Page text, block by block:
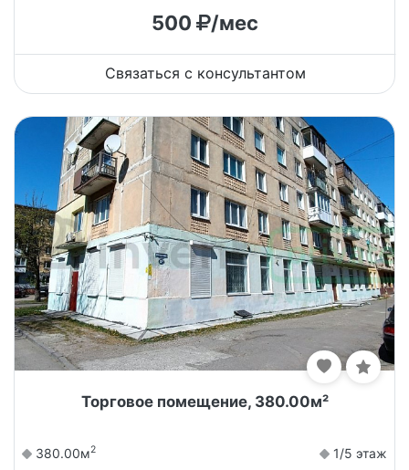
500 /мес
Связаться с консультантом
Торговое помещение, 380.00м²
380.00м2 1/5 этаж